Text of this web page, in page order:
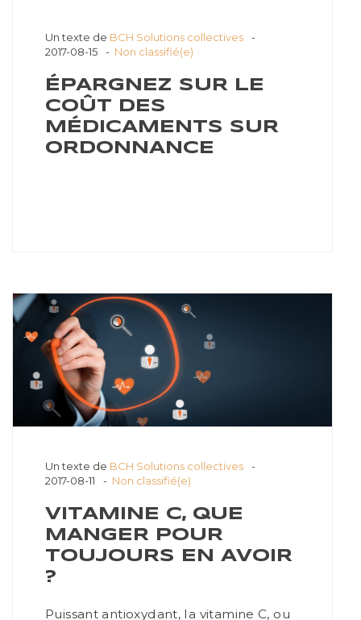
Un texte de BCH Solutions collectives
2017-08-15
Non classifié(e)
ÉPARGNEZ SUR LE
COÛT DES
MÉDICAMENTS SUR
ORDONNANCE
Un texte de BCH Solutions collectives
2017-08-11
Non classifié(e)
VITAMINE C, QUE
MANGER POUR
TOUJOURS EN AVOIR
?
Puissant antioxydant, la vitamine C, ou